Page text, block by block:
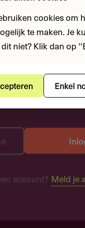
account? Meld je
cookies om
te maken. Je
niet? Klik dan op
Enkel